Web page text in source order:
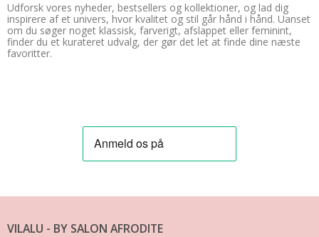
Udforsk vores nyheder, bestsellers og kollektioner, og lad dig
inspirere af et univers, hvor kvalitet og stil går hånd i hånd. Uanset
om du søger noget klassisk, farverigt, afslappet eller feminint,
finder du et kurateret udvalg, der gør det let at finde dine næste
favoritter.
VILALU - BY SALON AFRODITE